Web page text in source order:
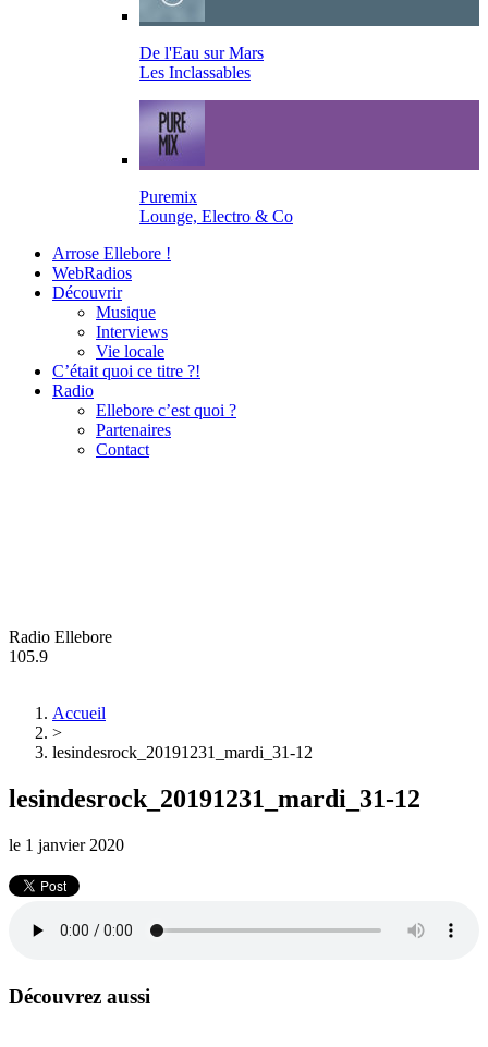
De l'Eau sur Mars
Les Inclassables
Puremix
Lounge, Electro & Co
Arrose Ellebore !
WebRadios
Découvrir
Musique
Interviews
Vie locale
C’était quoi ce titre ?!
Radio
Ellebore c’est quoi ?
Partenaires
Contact
Radio Ellebore
105.9
Accueil
>
lesindesrock_20191231_mardi_31-12
lesindesrock_20191231_mardi_31-12
le 1 janvier 2020
Découvrez aussi